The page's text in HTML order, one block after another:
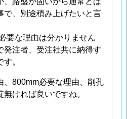
で、別途積み上げたいと言
要な理由は分かりません
発注者、受注社共に納得す
。
、800mm必要な理由、削孔
ければ良いですね。